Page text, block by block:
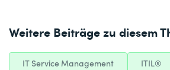
Weitere Beiträge zu diesem
IT Service Management ITIL®